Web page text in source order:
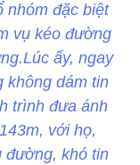
nhóm đặc biệt
vụ kéo đường
ấy, ngay
không dám tin
trình đưa ánh
với họ,
đường, khó tin